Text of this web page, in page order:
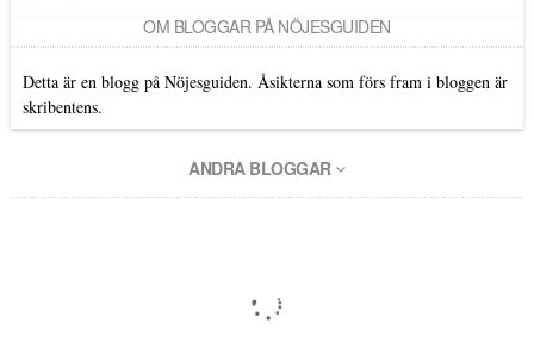
OM BLOGGAR PÅ NÖJESGUIDEN
Detta är en blogg på Nöjesguiden. Åsikterna som förs fram i bloggen är
skribentens.
ANDRA BLOGGAR